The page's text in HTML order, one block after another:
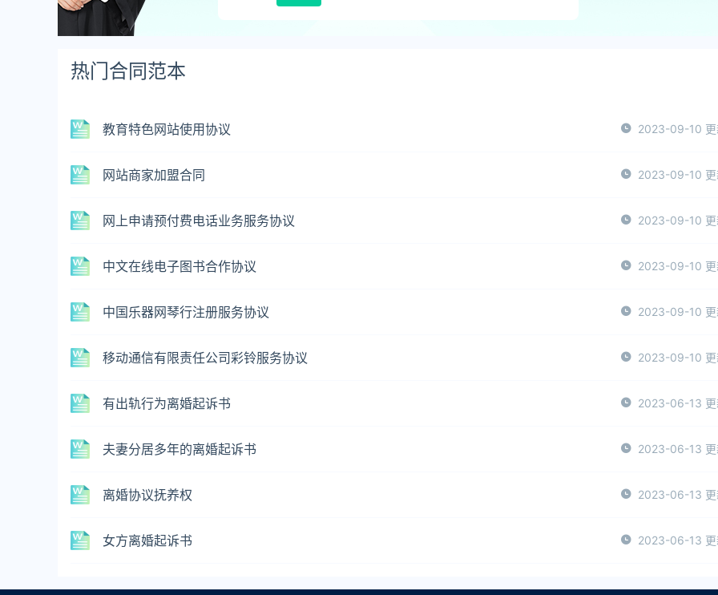
热门合同范本
教育特色网站使用协议 2023-09-10 更
网站商家加盟合同 2023-09-10 更
网上申请预付费电话业务服务协议 2023-09-10 更
中文在线电子图书合作协议 2023-09-10 更
中国乐器网琴行注册服务协议 2023-09-10 更
移动通信有限责任公司彩铃服务协议 2023-09-10 更
有出轨行为离婚起诉书 2023-06-13 更
夫妻分居多年的离婚起诉书 2023-06-13 更
离婚协议抚养权 2023-06-13 更
女方离婚起诉书 2023-06-13 更